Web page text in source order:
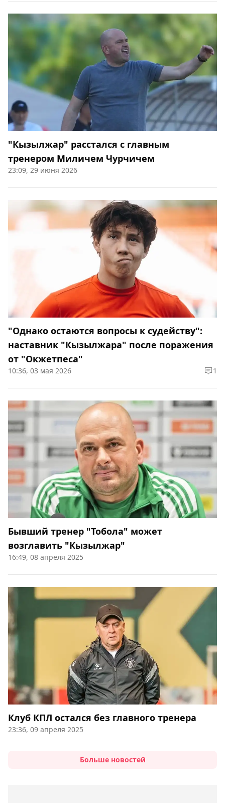
"Кызылжар" расстался с главным
тренером Миличем Чурчичем
23:09, 29 июня 2026
"Однако остаются вопросы к судейству":
наставник "Кызылжара" после поражения
от "Окжетпеса"
10:36, 03 мая 2026 1
Бывший тренер "Тобола" может
возглавить "Кызылжар"
16:49, 08 апреля 2025
Клуб КПЛ остался без главного тренера
23:36, 09 апреля 2025
Больше новостей